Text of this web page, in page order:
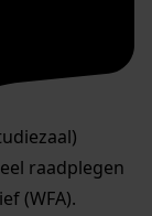
raadplegen
(WFA).